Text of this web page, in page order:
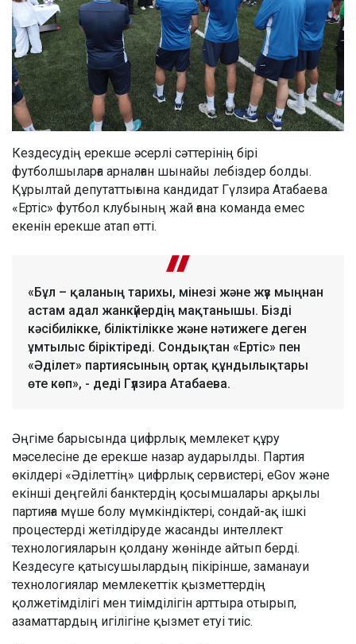
Кездесудің ерекше әсерлі сәттерінің бірі
футболшыларға арналған шынайы лебіздер болды.
Құрылтай депутаттығына кандидат Гүлзира Атабаева
«Ертіс» футбол клубының жай ғана команда емес
екенін ерекше атап өтті.
«Бұл – қаланың тарихы, мінезі және жүз мыңнан
астам адал жанкүйердің мақтанышы. Бізді
кәсібилікке, біліктілікке және нәтижеге деген
ұмтылыс біріктіреді. Сондықтан «Ертіс» пен
«Әділет» партиясының ортақ құндылықтары
өте көп», - деді Гүлзира Атабаева.
Әңгіме барысында цифрлық мемлекет құру
мәселесіне де ерекше назар аударылды. Партия
өкілдері «Әділеттің» цифрлық сервистері, eGov және
екінші деңгейлі банктердің қосымшалары арқылы
партияға мүше болу мүмкіндіктері, сондай-ақ ішкі
процестерді жетілдіруде жасанды интеллект
технологияларын қолдану жөнінде айтып берді.
Кездесуге қатысушылардың пікірінше, заманауи
технологиялар мемлекеттік қызметтердің
қолжетімділігі мен тиімділігін арттыра отырып,
азаматтардың игілігіне қызмет етуі тиіс.